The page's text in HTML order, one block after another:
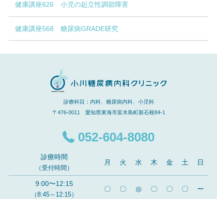
健康講座626 小児の起立性調節障害
健康講座568 糖尿病GRADE研究
診療科目：内科、糖尿病内科、小児科
〒476-0011 愛知県東海市富木島町新石根84-1
052-604-8080
診療時間
（受付時間）
月 火 水 木 金 土 日
9:00〜12:15
（8:45～12:15）
〇 〇 ◎ 〇 〇 〇 ー